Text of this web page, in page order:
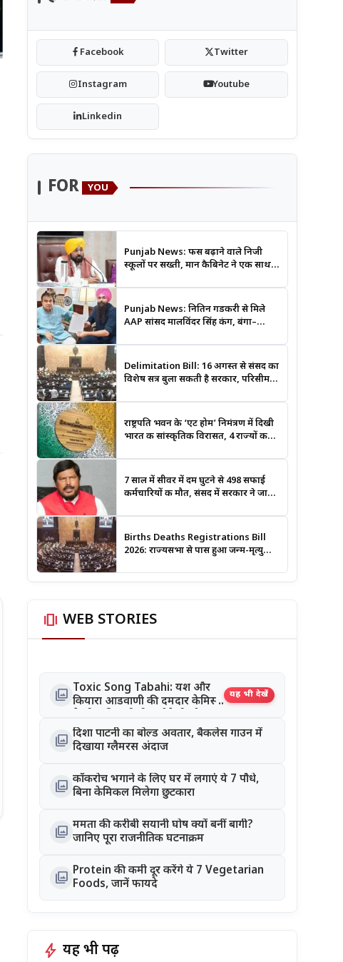
Facebook Twitter
Instagram Youtube
Linkedin
FOR YOU
Punjab News: फीस बढ़ाने वाले निजी
स्कूलों पर सख्ती, मान कैबिनेट ने एक साथ
Punjab News: नितिन गडकरी से मिले
AAP सांसद मालविंदर सिंह कंग, बंगा–
National Highway बनाने की उठाई मांग
Delimitation Bill: 16 अगस्त से संसद का
विशेष सत्र बुला सकती है सरकार, परिसीमन
राष्ट्रपति भवन के ‘एट होम’ निमंत्रण में दिखी
भारत की सांस्कृतिक विरासत, 4 राज्यों की
7 साल में सीवर में दम घुटने से 498 सफाई
कर्मचारियों की मौत, संसद में सरकार ने जारी
Births Deaths Registrations Bill
2026: राज्यसभा से पास हुआ जन्म-मृत्यु
और कब लगेगा कोर्ट का आदेश
amp_stories WEB STORIES
photo_library Toxic Song Tabahi: यश और
कियारा आडवाणी की दमदार केमिस्ट्री
मीडिया पर छाया गाना
यह भी देखें
photo_library दिशा पाटनी का बोल्ड अवतार, बैकलेस गाउन में
दिखाया ग्लैमरस अंदाज
photo_library कॉकरोच भगाने के लिए घर में लगाएं ये 7 पौधे,
बिना केमिकल मिलेगा छुटकारा
photo_library ममता की करीबी सयानी घोष क्यों बनीं बागी?
जानिए पूरा राजनीतिक घटनाक्रम
photo_library Protein की कमी दूर करेंगे ये 7 Vegetarian
Foods, जानें फायदे
bolt यह भी पढ़ें